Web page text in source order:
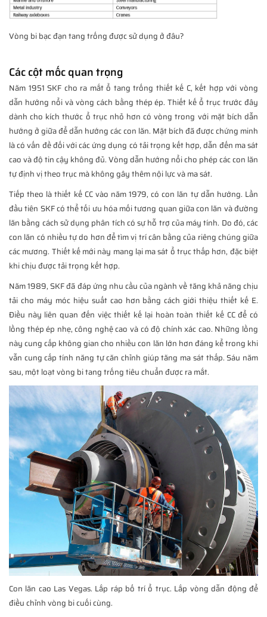
Vòng bi bạc đạn tang trống được sử dụng ở đâu?
Các cột mốc quan trọng
Năm 1951 SKF cho ra mắt ổ tang trống thiết kế C, kết hợp với vòng
dẫn hướng nổi và vòng cách bằng thép ép. Thiết kế ổ trục trước đây
dành cho kích thước ổ trục nhỏ hơn có vòng trong với mặt bích dẫn
hướng ở giữa để dẫn hướng các con lăn. Mặt bích đã được chứng minh
là có vấn đề đối với các ứng dụng có tải trọng kết hợp, dẫn đến ma sát
cao và độ tin cậy không đủ. Vòng dẫn hướng nổi cho phép các con lăn
tự định vị theo trục mà không gây thêm nội lực và ma sát.
Tiếp theo là thiết kế CC vào năm 1979, có con lăn tự dẫn hướng. Lần
đầu tiên SKF có thể tối ưu hóa mối tương quan giữa con lăn và đường
lăn bằng cách sử dụng phân tích có sự hỗ trợ của máy tính. Do đó, các
con lăn có nhiều tự do hơn để tìm vị trí cân bằng của riêng chúng giữa
các mương. Thiết kế mới này mang lại ma sát ổ trục thấp hơn, đặc biệt
khi chịu được tải trọng kết hợp.
Năm 1989, SKF đã đáp ứng nhu cầu của ngành về tăng khả năng chịu
tải cho máy móc hiệu suất cao hơn bằng cách giới thiệu thiết kế E.
Điều này liên quan đến việc thiết kế lại hoàn toàn thiết kế CC để có
lồng thép ép nhẹ, công nghệ cao và có độ chính xác cao. Những lồng
này cung cấp không gian cho nhiều con lăn lớn hơn đáng kể trong khi
vẫn cung cấp tính năng tự căn chỉnh giúp tăng ma sát thấp. Sáu năm
sau, một loạt vòng bi tang trống tiêu chuẩn được ra mắt.
Con lăn cao Las Vegas. Lắp ráp bố trí ổ trục. Lắp vòng dẫn động để
điều chỉnh vòng bi cuối cùng.